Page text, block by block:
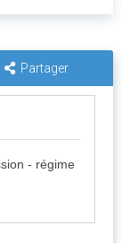
Partager
- régime